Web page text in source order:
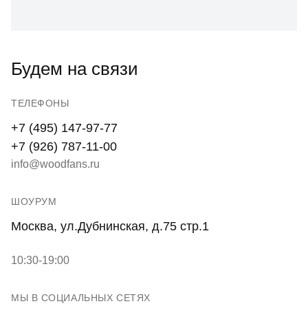
Будем на связи
ТЕЛЕФОНЫ
+7 (495) 147-97-77
+7 (926) 787-11-00
info@woodfans.ru
ШОУРУМ
Москва, ул.Дубнинская, д.75 стр.1
10:30-19:00
МЫ В СОЦИАЛЬНЫХ СЕТЯХ